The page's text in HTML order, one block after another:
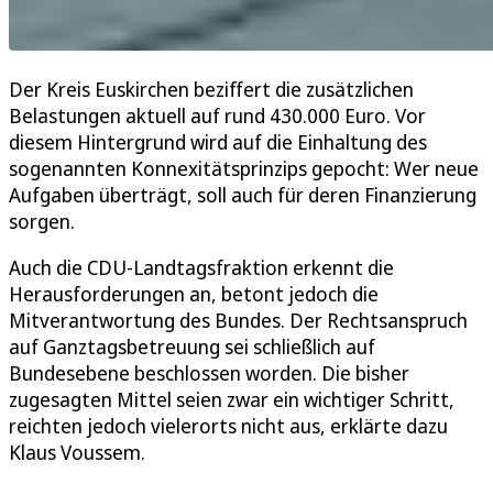
Der Kreis Euskirchen beziffert die zusätzlichen
Belastungen aktuell auf rund 430.000 Euro. Vor
diesem Hintergrund wird auf die Einhaltung des
sogenannten Konnexitätsprinzips gepocht: Wer neue
Aufgaben überträgt, soll auch für deren Finanzierung
sorgen.
Auch die CDU-Landtagsfraktion erkennt die
Herausforderungen an, betont jedoch die
Mitverantwortung des Bundes. Der Rechtsanspruch
auf Ganztagsbetreuung sei schließlich auf
Bundesebene beschlossen worden. Die bisher
zugesagten Mittel seien zwar ein wichtiger Schritt,
reichten jedoch vielerorts nicht aus, erklärte dazu
Klaus Voussem.